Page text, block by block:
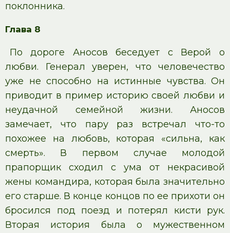
поклонника.
Глава 8
По дороге Аносов беседует с Верой о
любви. Генерал уверен, что человечество
уже не способно на истинные чувства. Он
приводит в пример историю своей любви и
неудачной семейной жизни. Аносов
замечает, что пару раз встречал что-то
похожее на любовь, которая «сильна, как
смерть». В первом случае молодой
прапорщик сходил с ума от некрасивой
жены командира, которая была значительно
его старше. В конце концов по ее прихоти он
бросился под поезд и потерял кисти рук.
Вторая история была о мужественном